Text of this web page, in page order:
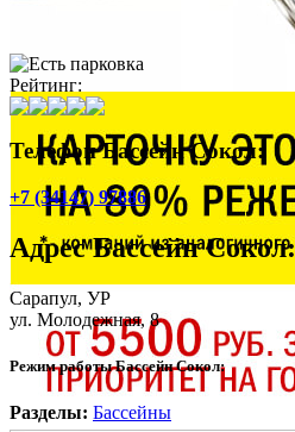
Рейтинг:
Телефон Бассейн Сокол:
+7 (34147) 97886
АдресБассейн Сокол:
Сарапул, УР
ул. Молодежная, 8
Режим работы Бассейн Сокол:
Разделы: Бассейны